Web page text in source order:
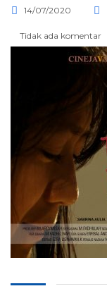
14/07/2020
Tidak ada komentar